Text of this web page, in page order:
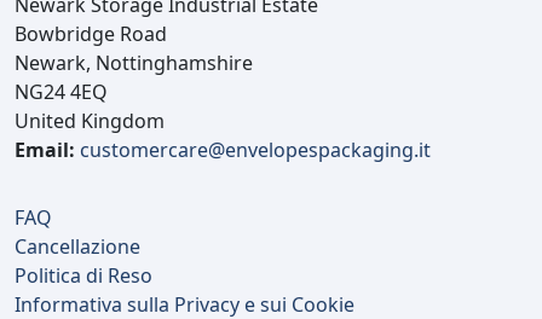
Bowbridge Road
Newark, Nottinghamshire
NG24 4EQ
United Kingdom
Email: customercare@envelopespackaging.it
FAQ
Cancellazione
Politica di Reso
Informativa sulla Privacy e sui Cookie